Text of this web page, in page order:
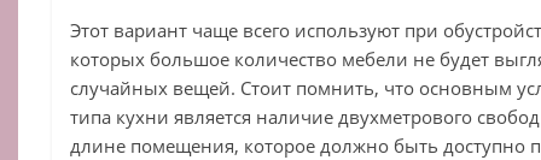
Этот вариант чаще всего используют при
которых большое количество мебели не будет
случайных вещей. Стоит помнить, что основным
типа кухни является наличие двухметрового
длине помещения, которое должно быть доступно